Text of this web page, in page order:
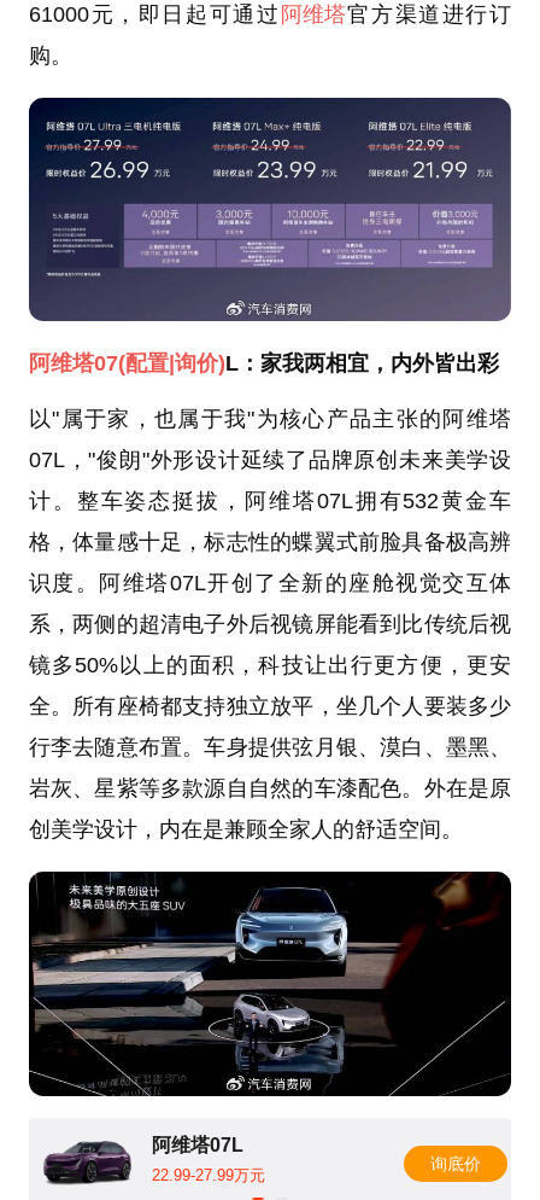
61000元，即日起可通过 阿维塔官方渠道进行订
购。
阿维塔07(配置|询价)L：家我两相宜，内外皆出彩
以"属于家，也属于我"为核心产品主张的阿维塔
07L，"俊朗"外形设计延续了品牌原创未来美学设
计。整车姿态挺拔，阿维塔07L拥有532黄金车
格，体量感十足，标志性的蝶翼式前脸具备极高辨
识度。阿维塔07L开创了全新的座舱视觉交互体
系，两侧的超清电子外后视镜屏能看到比传统后视
镜多50%以上的面积，科技让出行更方便，更安
全。所有座椅都支持独立放平，坐几个人要装多少
行李去随意布置。车身提供弦月银、漠白、墨黑、
岩灰、星紫等多款源自自然的车漆配色。外在是原
创美学设计，内在是兼顾全家人的舒适空间。
阿维塔07L
22.99-27.99万元
询底价